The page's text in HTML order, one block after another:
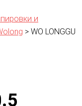
и
> WO LONGGU